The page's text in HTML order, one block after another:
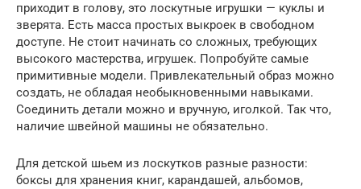
приходит в голову, это лоскутные игрушки — куклы и
зверята. Есть масса простых выкроек в свободном
доступе. Не стоит начинать со сложных, требующих
высокого мастерства, игрушек. Попробуйте самые
примитивные модели. Привлекательный образ можно
создать, не обладая необыкновенными навыками.
Соединить детали можно и вручную, иголкой. Так что,
наличие швейной машины не обязательно.
Для детской шьем из лоскутков разные разности:
боксы для хранения книг, карандашей, альбомов,